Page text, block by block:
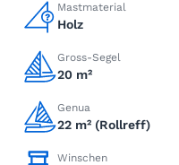
Mastmaterial
Holz
Gross-Segel
20 m²
Genua
22 m² (Rollreff)
Winschen